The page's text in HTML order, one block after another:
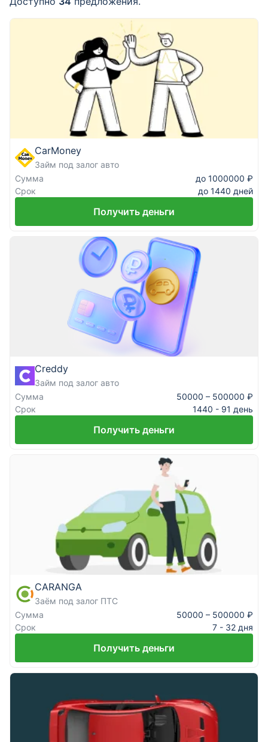
Курсы валют
Страхование
Инвестиции
CarMoney
Займ под залог авто
Сумма
до 1000000 ₽
Срок
до 1440 дней
Получить деньги
Creddy
Займ под залог авто
Сумма
50000 – 500000 ₽
Срок
1440 - 91 день
Получить деньги
CARANGA
Заём под залог ПТС
Сумма
50000 – 500000 ₽
Срок
7 - 32 дня
Получить деньги